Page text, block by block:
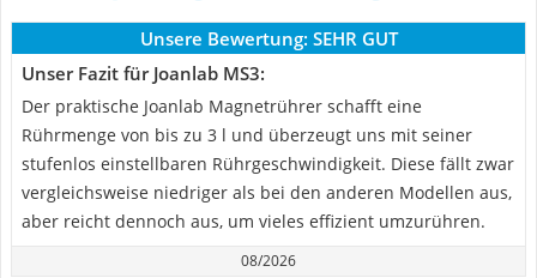
Unsere Bewertung: SEHR GUT
Unser Fazit für Joanlab MS3:
Der praktische Joanlab Magnetrührer schafft eine
Rührmenge von bis zu 3 l und überzeugt uns mit seiner
stufenlos einstellbaren Rührgeschwindigkeit. Diese fällt zwar
vergleichsweise niedriger als bei den anderen Modellen aus,
aber reicht dennoch aus, um vieles effizient umzurühren.
08/2026